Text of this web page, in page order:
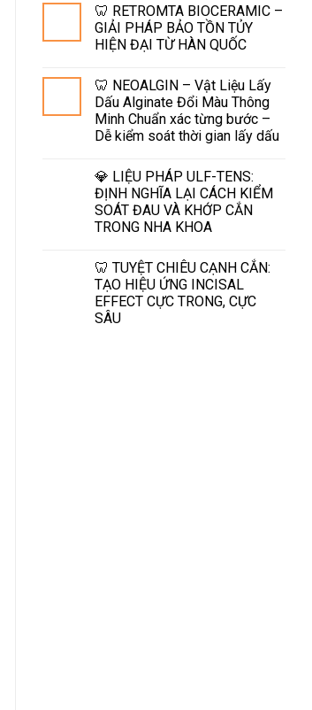
🦷 RETROMTA BIOCERAMIC –
GIẢI PHÁP BẢO TỒN TỦY
HIỆN ĐẠI TỪ HÀN QUỐC
🦷 NEOALGIN – Vật Liệu Lấy
Dấu Alginate Đổi Màu Thông
Minh Chuẩn xác từng bước –
Dễ kiểm soát thời gian lấy dấu
💎 LIỆU PHÁP ULF-TENS:
ĐỊNH NGHĨA LẠI CÁCH KIỂM
SOÁT ĐAU VÀ KHỚP CẮN
TRONG NHA KHOA
🦷 TUYỆT CHIÊU CẠNH CẮN:
TẠO HIỆU ỨNG INCISAL
EFFECT CỰC TRONG, CỰC
SÂU